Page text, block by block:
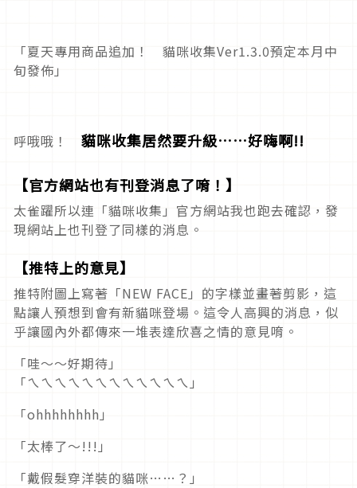
「夏天專用商品追加！ 貓咪收集Ver1.3.0預定本月中
旬發佈」
呼哦哦！ 貓咪收集居然要升級……好嗨啊!!
【官方網站也有刊登消息了唷！】
太雀躍所以連「貓咪收集」官方網站我也跑去確認，發
現網站上也刊登了同樣的消息。
【推特上的意見】
推特附圖上寫著「NEW FACE」的字樣並畫著剪影，這
點讓人預想到會有新貓咪登場。這令人高興的消息，似
乎讓國內外都傳來一堆表達欣喜之情的意見唷。
「哇～～好期待」
「ㄟㄟㄟㄟㄟㄟㄟㄟㄟㄟㄟㄟ」
「ohhhhhhhh」
「太棒了～!!!」
「戴假髮穿洋裝的貓咪……？」